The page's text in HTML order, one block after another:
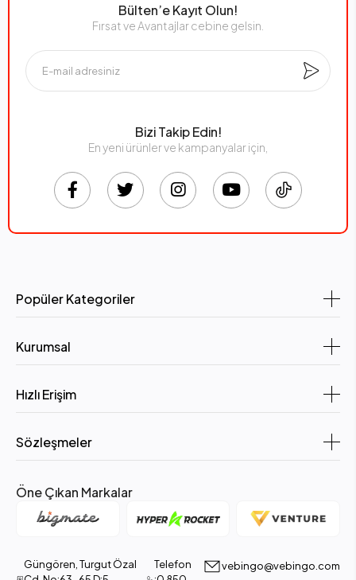
Bülten’e Kayıt Olun!
Fırsat ve Avantajlar cebine gelsin.
Bizi Takip Edin!
En yeni ürünler ve kampanyalar için,
Popüler Kategoriler
Kurumsal
Hızlı Erişim
Sözleşmeler
Öne Çıkan Markalar
Güngören, Turgut Özal
Telefon
vebingo@vebingo.com